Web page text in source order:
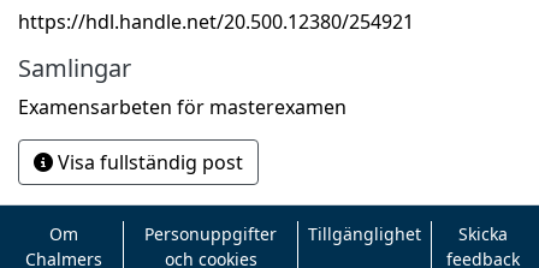
https://hdl.handle.net/20.500.12380/254921
Samlingar
Examensarbeten för masterexamen
Visa fullständig post
Om
Chalmers
Personuppgifter
och cookies
Tillgänglighet
Skicka
feedback